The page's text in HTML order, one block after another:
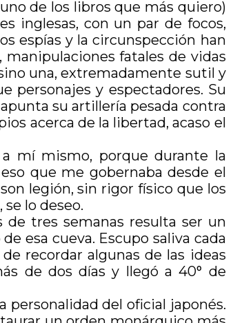
de los libros que más quiero)
inglesas, con un par de focos,
espías y la circunspección han
fatales de vidas
una, extremadamente sutil y
personajes y espectadores. Su
su artillería pesada contra
acerca de la libertad, acaso el
mí mismo, porque durante la
que me gobernaba desde el
legión, sin rigor físico que los
lo deseo.
de tres semanas resulta ser un
esa cueva. Escupo saliva cada
recordar algunas de las ideas
de dos días y llegó a 40° de
personalidad del oficial japonés.